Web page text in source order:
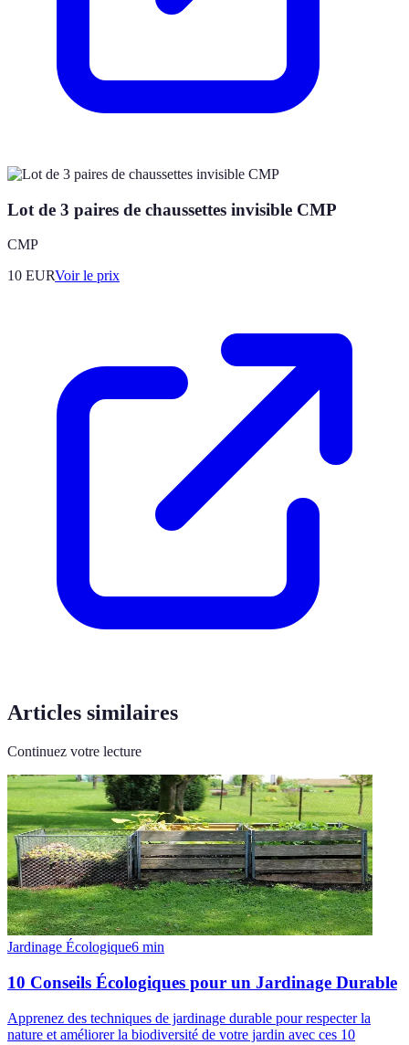
Lot de 3 paires de chaussettes invisible CMP
CMP
10 EURVoir le prix
Articles similaires
Continuez votre lecture
Jardinage Écologique6 min
10 Conseils Écologiques pour un Jardinage Durable
Apprenez des techniques de jardinage durable pour respecter la
nature et améliorer la biodiversité de votre jardin avec ces 10